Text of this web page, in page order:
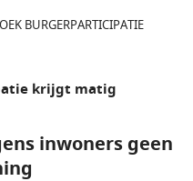
BURGERPARTICIPATIE
krijgt matig
inwoners geen